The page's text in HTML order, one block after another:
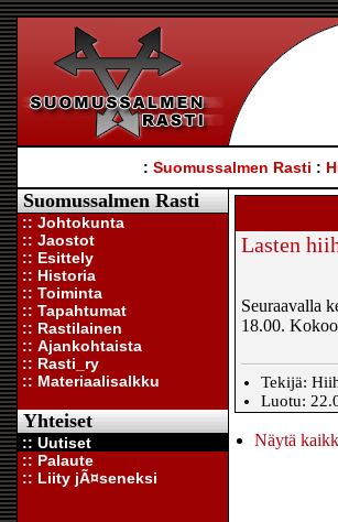
: Suomussalmen Rasti :
Suomussalmen Rasti
:: Johtokunta
:: Jaostot
:: Esittely
:: Historia
:: Toiminta
:: Tapahtumat
:: Rastilainen
:: Ajankohtaista
:: Rasti_ry
:: Materiaalisalkku
Yhteiset
:: Uutiset
:: Palaute
:: Liity jÃ¤seneksi
Lasten
Seuraavalla
18.00.
Tekijä:
Luotu:
Näytä